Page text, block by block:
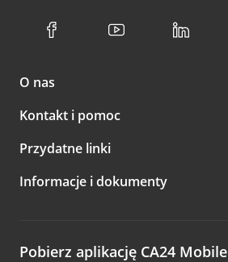
O nas
Kontakt i pomoc
Przydatne linki
Informacje i dokumenty
Pobierz aplikację CA24 Mobile